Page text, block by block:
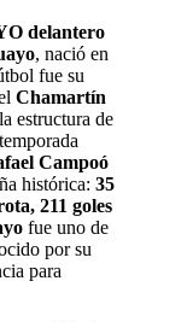
delantero
, nació en
fue su
Chamartín
estructura de
Campoó
histórica: 35
211 goles
fue uno de
por su
para